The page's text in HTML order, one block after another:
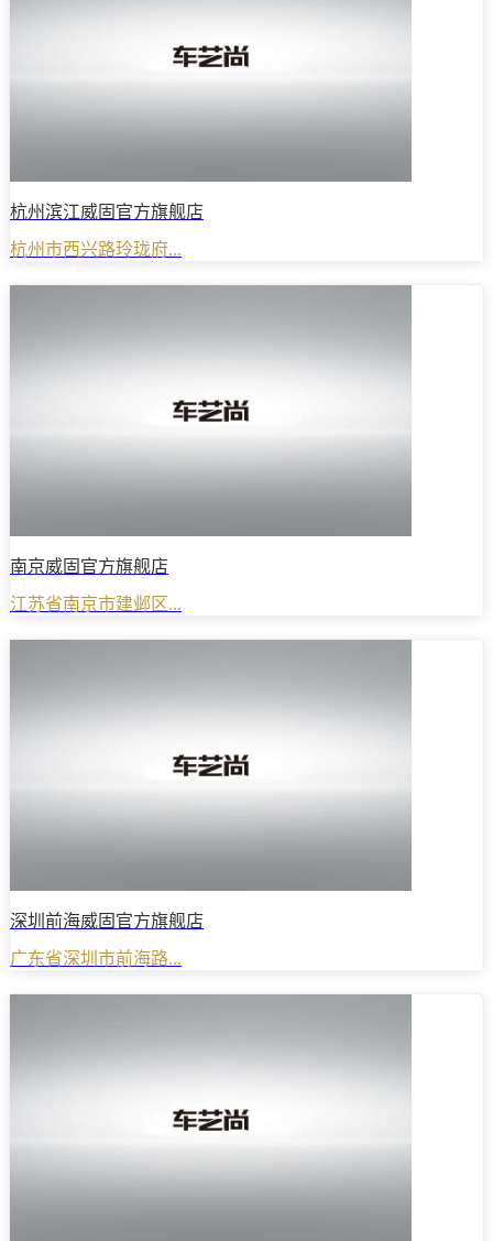
杭州滨江威固官方旗舰店
杭州市西兴路玲珑府...
南京威固官方旗舰店
江苏省南京市建邺区...
深圳前海威固官方旗舰店
广东省深圳市前海路...